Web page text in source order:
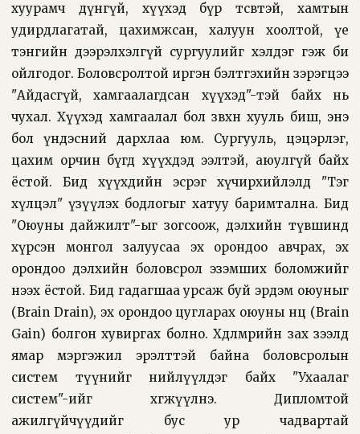
хуурамч дүнгүй, хүүхэд бүр төсөвтэй, хамтын
удирдлагатай, цахимжсан, халуун хоолтой, үе
тэнгийн дээрэлхэлгүй сургуулийг хэлдэг гэж би
ойлгодог. Боловсролтой иргэн бэлтгэхийн зэрэгцээ
"Айдасгүй, хамгаалагдсан хүүхэд"-тэй байх нь
чухал. Хүүхэд хамгаалал бол зөвхөн хууль биш, энэ
бол үндэсний дархлаа юм. Сургууль, цэцэрлэг,
цахим орчин бүгд хүүхдэд ээлтэй, аюулгүй байх
ёстой. Бид хүүхдийн эсрэг хүчирхийлэлд "Тэг
хүлцэл" үзүүлэх бодлогыг хатуу баримтална. Бид
"Оюуны дайжилт"-ыг зогсоож, дэлхийн түвшинд
хүрсэн монгол залуусаа эх орондоо авчрах, эх
орондоо дэлхийн боловсрол эзэмших боломжийг
нээх ёстой. Бид гадагшаа урсаж буй эрдэм оюуныг
(Brain Drain), эх орондоо цугларах оюуны нөөц (Brain
Gain) болгон хувиргах болно. Хөдөлмөрийн зах зээлд
ямар мэргэжил эрэлттэй байна боловсролын
систем түүнийг нийлүүлдэг байх "Ухаалаг
систем"-ийг хөгжүүлнэ. Дипломтой
ажилгүйчүүдийг бус ур чадвартай